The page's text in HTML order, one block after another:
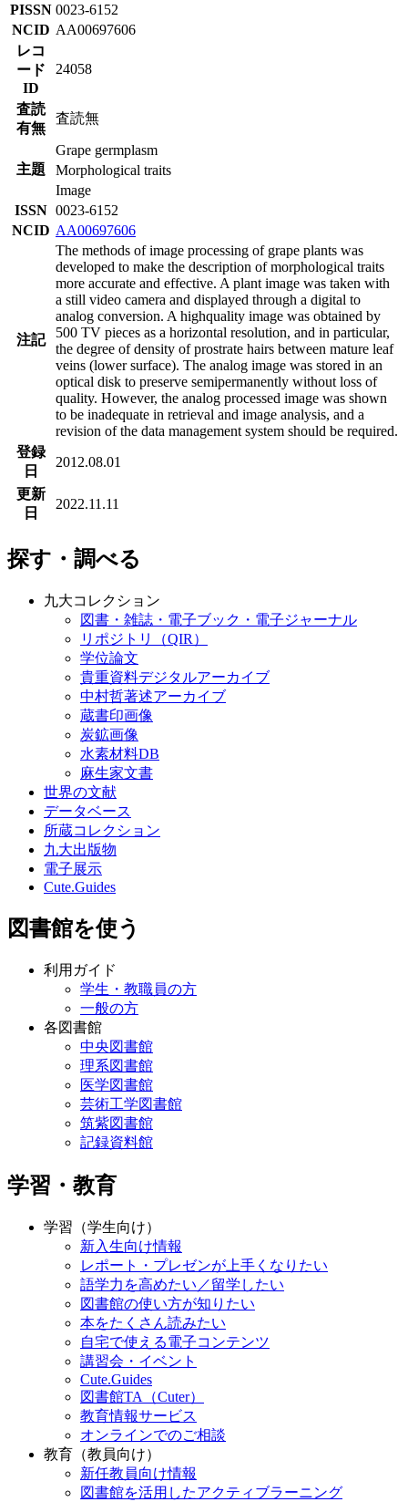
PISSN 0023-6152
NCID AA00697606
レコ
ード
ID
24058
査読
有無
査読無
主題
Grape germplasm
Morphological traits
Image
ISSN 0023-6152
NCID AA00697606
注記
The methods of image processing of grape plants was
developed to make the description of morphological traits
more accurate and effective. A plant image was taken with
a still video camera and displayed through a digital to
analog conversion. A highquality image was obtained by
500 TV pieces as a horizontal resolution, and in particular,
the degree of density of prostrate hairs between mature leaf
veins (lower surface). The analog image was stored in an
optical disk to preserve semipermanently without loss of
quality. However, the analog processed image was shown
to be inadequate in retrieval and image analysis, and a
revision of the data management system should be required.
登録
日
2012.08.01
更新
日
2022.11.11
探す・調べる
九大コレクション
図書・雑誌・電子ブック・電子ジャーナル
リポジトリ（QIR）
学位論文
貴重資料デジタルアーカイブ
中村哲著述アーカイブ
蔵書印画像
炭鉱画像
水素材料DB
麻生家文書
世界の文献
データベース
所蔵コレクション
九大出版物
電子展示
Cute.Guides
図書館を使う
利用ガイド
学生・教職員の方
一般の方
各図書館
中央図書館
理系図書館
医学図書館
芸術工学図書館
筑紫図書館
記録資料館
学習・教育
学習（学生向け）
新入生向け情報
レポート・プレゼンが上手くなりたい
語学力を高めたい／留学したい
図書館の使い方が知りたい
本をたくさん読みたい
自宅で使える電子コンテンツ
講習会・イベント
Cute.Guides
図書館TA（Cuter）
教育情報サービス
オンラインでのご相談
教育（教員向け）
新任教員向け情報
図書館を活用したアクティブラーニング